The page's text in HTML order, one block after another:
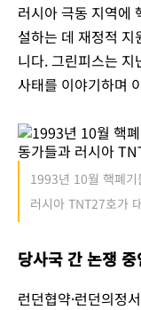
러시아 극동 지역에
설하는 데 재정적
니다. 그린피스는
사태를 이야기하며
1993년 10월 핵폐기
러시아 TNT27호가
당사국 간 논쟁
런던협약·런던의정